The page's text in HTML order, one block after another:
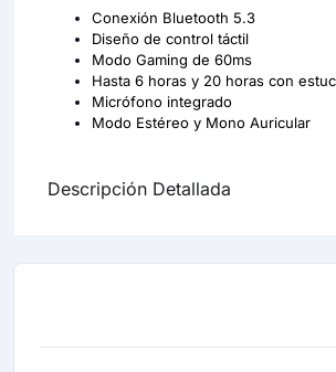
Conexión Bluetooth 5.3
Diseño de control táctil
Modo Gaming de 60ms
Hasta 6 horas y 20 horas con
Micrófono integrado
Modo Estéreo y Mono Auricular
Descripción Detallada